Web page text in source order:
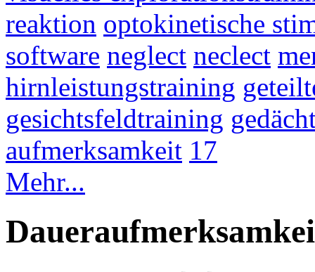
reaktion optokinetische
software neglect neclect
hirnleistungstraining
gesichtsfeldtraining
aufmerksamkeit 17
Mehr...